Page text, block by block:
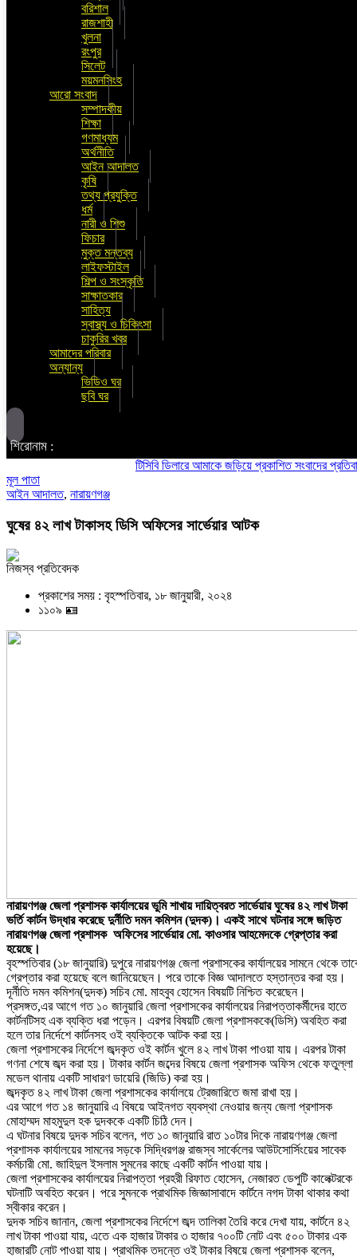
বরিশাল
রাজশাহী
খুলনা
রংপুর
সিলেট
ময়মনসিংহ
আরো সংবাদ
সম্পাদকীয়
শিক্ষা
গণমাধ্যম
অর্থনীতি
আইন আদালত
কৃষি
তথ্য প্রযুক্তি
ধর্ম
নারী ও শিশু
ফিচার
মুক্ত মন্তব্য
লাইফস্টাইল
শিল্প ও সংস্কৃতি
সাক্ষাতকার
সাহিত্য
স্বাস্থ্য ও চিকিৎসা
চাকুরির খবর
আমাদের পরিবার
অন্যান্য
ভিডিও ঘর
ছবি ঘর
শিরোনাম :
টিসিবি ডিলারে আমাকে জড়িয়ে প্রকাশিত সংবাদের প্রতিবাদ ও
মূল পাতা
আইন আদালত, নারায়ণগঞ্জ
ঘুষের ৪২ লাখ টাকাসহ ডিসি অফিসের সার্ভেয়ার আটক
নিজস্ব প্রতিবেদক
প্রকাশের সময় : বৃহস্পতিবার, ১৮ জানুয়ারী, ২০২৪
১১০৯ 🪪
নারায়ণগঞ্জ জেলা প্রশাসক কার্যালয়ের ভুমি শাখায় দায়িত্বরত সার্ভেয়ার ঘুষের ৪২ লাখ টাকা
ভর্তি কার্টন উদ্ধার করেছে দুর্নীতি দমন কমিশন (দুদক)। একই সাথে ঘটনার সঙ্গে জড়িত
নারায়ণগঞ্জ জেলা প্রশাসক অফিসের সার্ভেয়ার মো. কাওসার আহমেদকে গ্রেপ্তার করা
হয়েছে।
বৃহস্পতিবার (১৮ জানুয়ারি) দুপুরে নারায়ণগঞ্জ জেলা প্রশাসকের কার্যালয়ের সামনে থেকে
গ্রেপ্তার করা হয়েছে বলে জানিয়েছেন। পরে তাকে বিজ্ঞ আদালতে হস্তান্তর করা হয়।
দূর্নীতি দমন কমিশন(দুদক) সচিব মো. মাহবুব হোসেন বিষয়টি নিশ্চিত করেছেন।
প্রসঙ্গত,এর আগে গত ১০ জানুয়ারি জেলা প্রশাসকের কার্যালয়ের নিরাপত্তাকর্মীদের হাতে
কার্টনটিসহ এক ব্যক্তি ধরা পড়েন। এরপর বিষয়টি জেলা প্রশাসককে(ডিসি) অবহিত করা
হলে তার নির্দেশে কার্টনসহ ওই ব্যক্তিকে আটক করা হয়।
জেলা প্রশাসকের নির্দেশে জব্দকৃত ওই কার্টন খুলে ৪২ লাখ টাকা পাওয়া যায়। এরপর টাকা
গণনা শেষে জব্দ করা হয়। টাকার কার্টন জব্দের বিষয়ে জেলা প্রশাসক অফিস থেকে ফতুল্লা
মডেল থানায় একটি সাধারণ ডায়েরি (জিডি) করা হয়।
জব্দকৃত ৪২ লাখ টাকা জেলা প্রশাসকের কার্যালয়ে ট্রেজারিতে জমা রাখা হয়।
এর আগে গত ১৪ জানুয়ারি এ বিষয়ে আইনগত ব্যবস্থা নেওয়ার জন্য জেলা প্রশাসক
মোহাম্মদ মাহমুদুল হক দুদককে একটি চিঠি দেন।
এ ঘটনার বিষয়ে দুদক সচিব বলেন, গত ১০ জানুয়ারি রাত ১০টার দিকে নারায়ণগঞ্জ জেলা
প্রশাসক কার্যালয়ের সামনের সড়কে সিদ্ধিরগঞ্জ রাজস্ব সার্কেলের আউটসোর্সিংয়ের সাবেক
কর্মচারী মো. জাহিদুল ইসলাম সুমনের কাছে একটি কার্টন পাওয়া যায়।
জেলা প্রশাসকের কার্যালয়ের নিরাপত্তা প্রহরী রিফাত হোসেন, নেজারত ডেপুটি কালেক্টরকে
ঘটনাটি অবহিত করেন। পরে সুমনকে প্রাথমিক জিজ্ঞাসাবাদে কার্টনে নগদ টাকা থাকার কথা
স্বীকার করেন।
দুদক সচিব জানান, জেলা প্রশাসকের নির্দেশে জব্দ তালিকা তৈরি করে দেখা যায়, কার্টনে ৪২
লাখ টাকা পাওয়া যায়, এতে এক হাজার টাকার ৩ হাজার ৭০০টি নোট এবং ৫০০ টাকার এক
হাজারটি নোট পাওয়া যায়। প্রাথমিক তদন্তে ওই টাকার বিষয়ে জেলা প্রশাসক বলেন,